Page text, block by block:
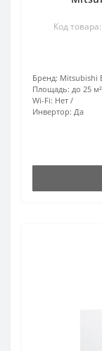
Код
Бренд: Mitsubishi
Площадь: до 25 м²
Wi-Fi: Нет
Инвертор: Да